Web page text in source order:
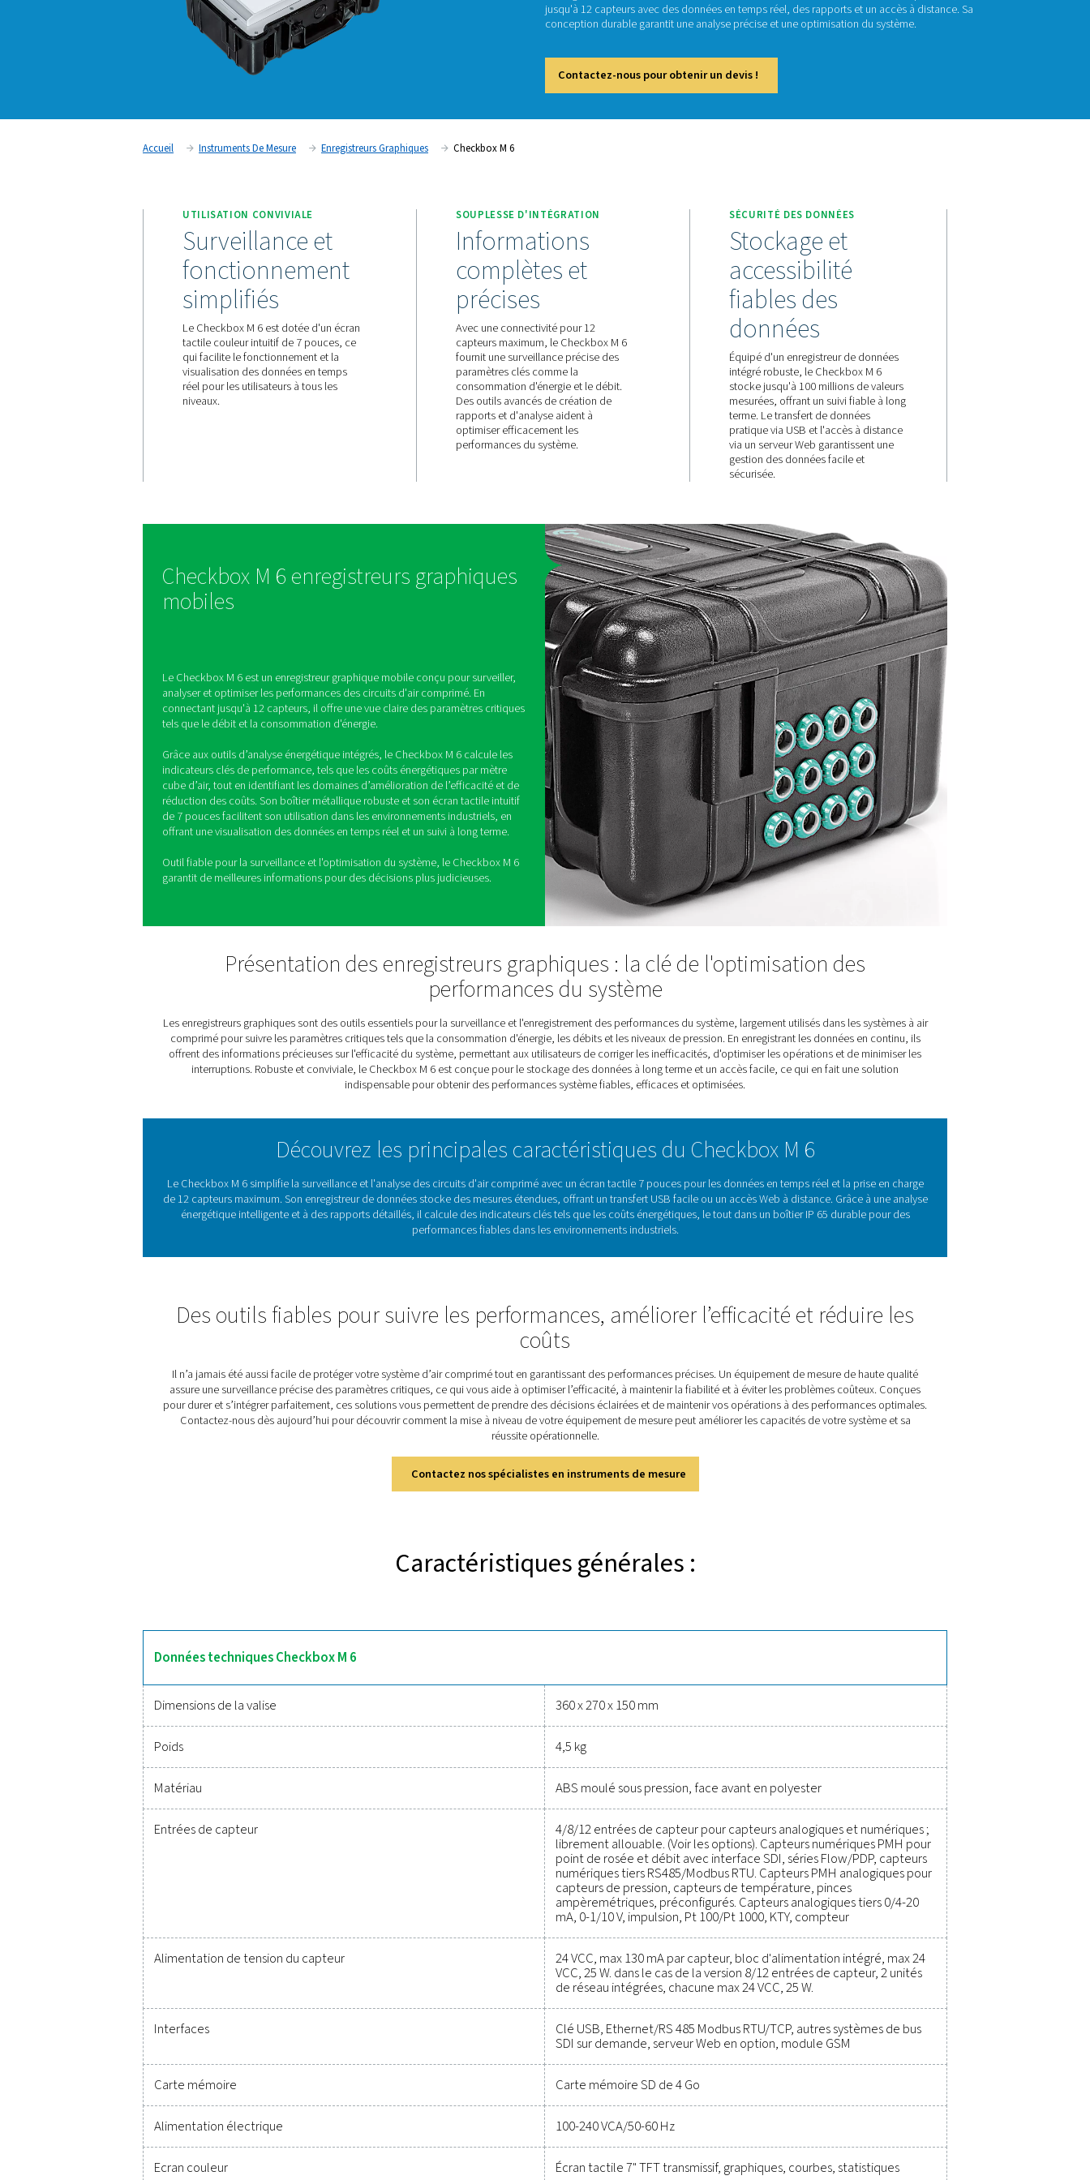
Checkbox M 6
L'enregistreur Checkbox M 6 offre une surveillance avancée des
conception durable garantit une analyse précise et une optimisation
Accueil Instruments De Mesure Enregistreurs Graphiques Checkbox M 6
UTILISATION CONVIVIALE
Surveillance et
tactile couleur intuitif de 7 pouces, ce
réel pour les utilisateurs à tous les
niveaux.
SOUPLESSE D'INTÉGRATION
Informations
complètes et
capteurs maximum, le Checkbox M 6
fournit une surveillance précise des
paramètres clés comme la
consommation d'énergie et le débit.
Des outils avancés de création de
rapports et d'analyse aident à
optimiser efficacement les
performances du système.
intégré robuste, le Checkbox
stocke jusqu'à 100 millions de
mesurées, offrant un suivi
terme. Le transfert de données
pratique via USB et l'accès à
via un serveur Web
gestion des données facile et
sécurisée.
Checkbox M 6 enregistreurs graphiques
mobiles
analyser et optimiser les performances des circuits d'air comprimé. En
connectant jusqu'à 12 capteurs, il offre une vue claire des paramètres critiques
tels que le débit et la consommation d'énergie.
Grâce aux outils d’analyse énergétique intégrés, le Checkbox M 6 calcule les
indicateurs clés de performance, tels que les coûts énergétiques par mètre
cube d’air, tout en identifiant les domaines d’amélioration de l’efficacité et de
réduction des coûts. Son boîtier métallique robuste et son écran tactile intuitif
Outil fiable pour la surveillance et l'optimisation du système, le Checkbox M 6
garantit de meilleures informations pour des décisions plus judicieuses.
Présentation des enregistreurs graphiques : la clé de l'optimisation des
performances du système
Les enregistreurs graphiques sont des outils essentiels pour la surveillance et l'enregistrement des performances du système, largement utilisés dans les
comprimé pour suivre les paramètres critiques tels que la consommation d'énergie, les débits et les niveaux de pression. En enregistrant les données
offrent des informations précieuses sur l'efficacité du système, permettant aux utilisateurs de corriger les inefficacités, d'optimiser les opérations et de
interruptions. Robuste et conviviale, le Checkbox M 6 est conçue pour le stockage des données à long terme et un accès facile, ce qui en fait une
indispensable pour obtenir des performances système fiables, efficaces et optimisées.
Le Checkbox M 6 simplifie la surveillance et l'analyse des circuits d'air comprimé avec un écran tactile 7 pouces pour les données en temps réel et la
performances fiables dans les environnements industriels.
Des outils fiables pour suivre les performances, améliorer l’efficacité et
coûts
Il n’a jamais été aussi facile de protéger votre système d’air comprimé tout en garantissant des performances précises. Un équipement de mesure de
assure une surveillance précise des paramètres critiques, ce qui vous aide à optimiser l’efficacité, à maintenir la fiabilité et à éviter les problèmes
pour durer et s’intégrer parfaitement, ces solutions vous permettent de prendre des décisions éclairées et de maintenir vos opérations à des
Contactez-nous dès aujourd’hui pour découvrir comment la mise à niveau de votre équipement de mesure peut améliorer les capacités de votre
réussite opérationnelle.
Contactez nos spécialistes en instruments de mesure
Caractéristiques générales :
Données techniques Checkbox M 6